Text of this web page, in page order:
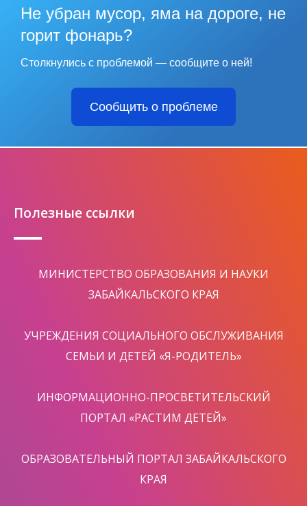
Не убран мусор, яма на дороге, не
горит фонарь?
Столкнулись с проблемой — сообщите о ней!
Сообщить о проблеме
Полезные ссылки
МИНИСТЕРСТВО ОБРАЗОВАНИЯ И НАУКИ
ЗАБАЙКАЛЬСКОГО КРАЯ
УЧРЕЖДЕНИЯ СОЦИАЛЬНОГО ОБСЛУЖИВАНИЯ
СЕМЬИ И ДЕТЕЙ «Я-РОДИТЕЛЬ»
ИНФОРМАЦИОННО-ПРОСВЕТИТЕЛЬСКИЙ
ПОРТАЛ «РАСТИМ ДЕТЕЙ»
ОБРАЗОВАТЕЛЬНЫЙ ПОРТАЛ ЗАБАЙКАЛЬСКОГО
КРАЯ